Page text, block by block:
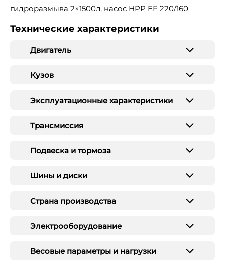
гидроразмыва 2×1500л, насос HPP EF 220/160
Технические характеристики
Двигатель
Кузов
Эксплуатационные характеристики
Трансмиссия
Подвеска и тормоза
Шины и диски
Страна производства
Электрооборудование
Весовые параметры и нагрузки